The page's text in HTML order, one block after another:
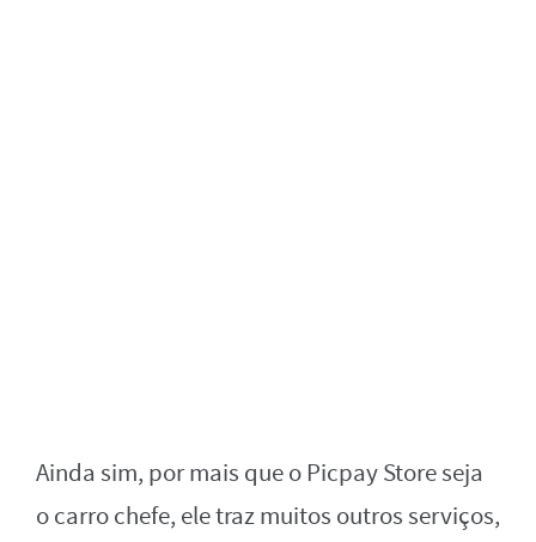
Ainda sim, por mais que o Picpay Store seja
o carro chefe, ele traz muitos outros serviços,